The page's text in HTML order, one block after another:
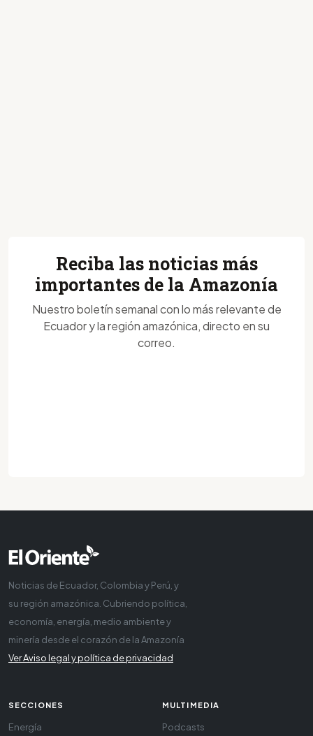
Reciba las noticias más
importantes de la Amazonía
Nuestro boletín semanal con lo más relevante de
Ecuador y la región amazónica, directo en su
correo.
Noticias de Ecuador, Colombia y Perú, y
su región amazónica. Cubriendo política,
economía, energía, medio ambiente y
minería desde el corazón de la Amazonía
Ver Aviso legal y política de privacidad
SECCIONES
Energía
MULTIMEDIA
Podcasts